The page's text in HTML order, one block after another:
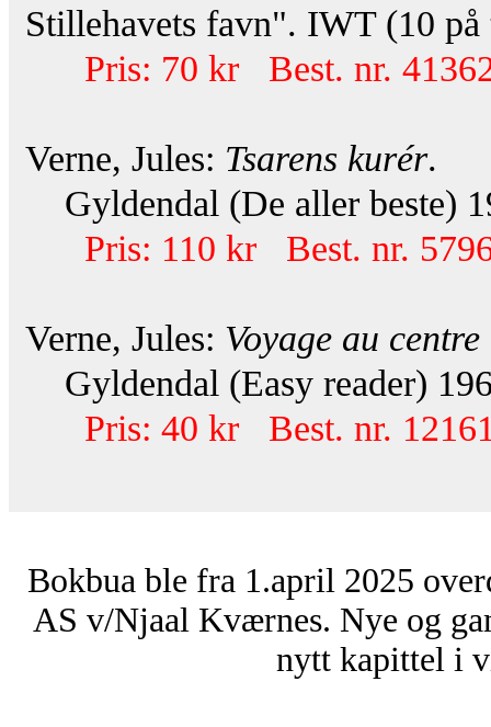
Stillehavets favn". IWT (10 på
Pris: 70 kr Best. nr.
Verne, Jules: Tsarens kurér.
Gyldendal (De aller beste)
Pris: 110 kr Best. nr.
Verne, Jules: Voyage au
Gyldendal (Easy reader)
Pris: 40 kr Best. nr.
Bokbua ble fra 1.april 2025
AS v/Njaal Kværnes. Nye og
nytt kapittel i